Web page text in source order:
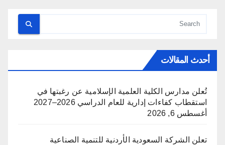
أحدث المقالات
تُعلن مدارس الكلية العلمية الإسلامية عن رغبتها في
استقطاب كفاءات إدارية للعام الدراسي 2026–2027
أغسطس 6, 2026
تعلن الشركة السعودية الأردنية للتنمية الصناعية